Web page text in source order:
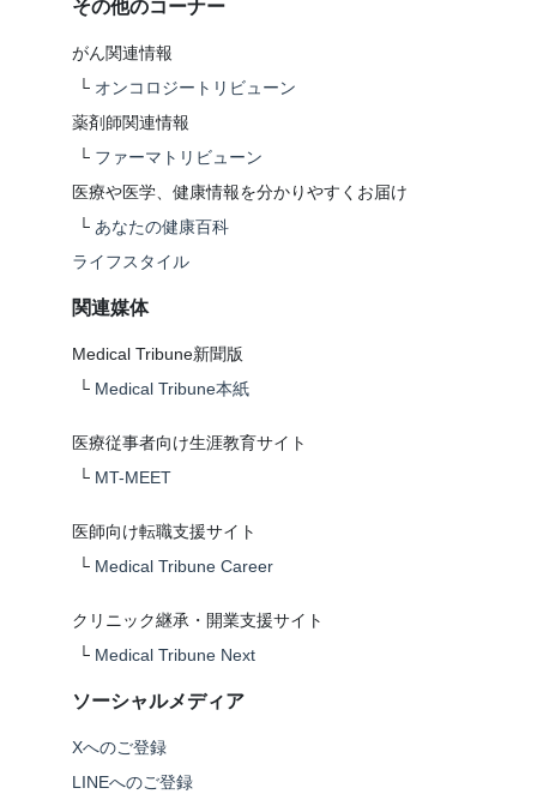
その他のコーナー
がん関連情報
└ オンコロジートリビューン
薬剤師関連情報
└ ファーマトリビューン
医療や医学、健康情報を分かりやすくお届け
└ あなたの健康百科
ライフスタイル
関連媒体
Medical Tribune新聞版
└ Medical Tribune本紙
医療従事者向け生涯教育サイト
└ MT-MEET
医師向け転職支援サイト
└ Medical Tribune Career
クリニック継承・開業支援サイト
└ Medical Tribune Next
ソーシャルメディア
Xへのご登録
LINEへのご登録